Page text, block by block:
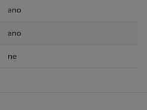
ano
ano
ne